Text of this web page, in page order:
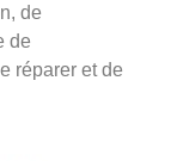
de
de
réparer et de